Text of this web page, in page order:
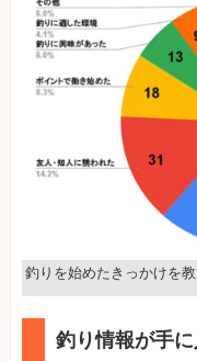
釣りを始めたきっかけを
釣り情報が手